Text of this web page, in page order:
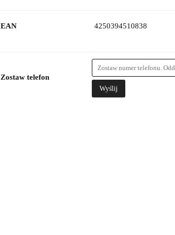
EAN 4250394510838
Zostaw telefon
Wyślij